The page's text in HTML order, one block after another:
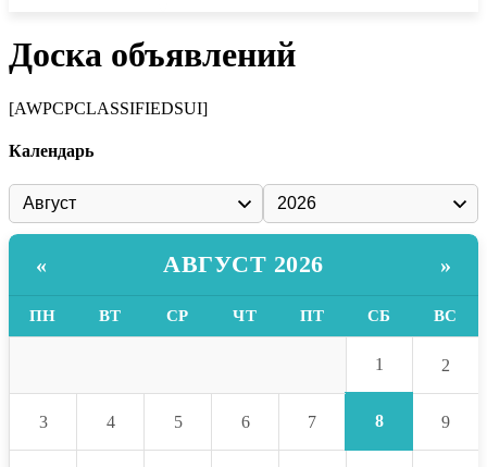
Доска объявлений
[AWPCPCLASSIFIEDSUI]
Календарь
« АВГУСТ 2026 »
ПН ВТ СР ЧТ ПТ СБ ВС
1 2
3 4 5 6 7 8 9